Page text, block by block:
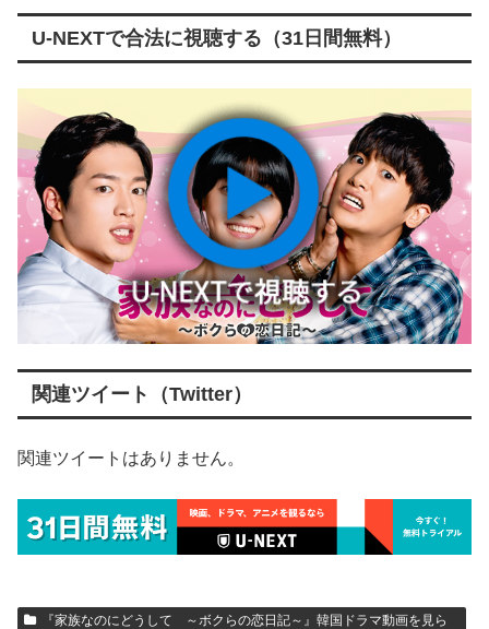
U-NEXTで合法に視聴する（31日間無料）
関連ツイート（Twitter）
関連ツイートはありません。
『家族なのにどうして ～ボクらの恋日記～』韓国ドラマ動画を見ら